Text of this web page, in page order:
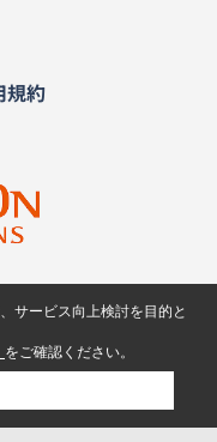
規約
サービス向上検討を目的と
をご確認ください。